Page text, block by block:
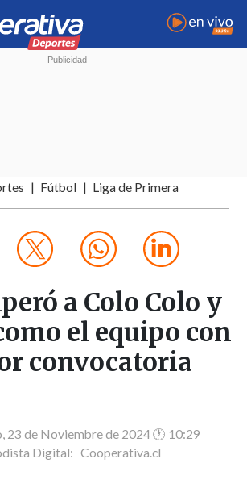
Fútbol Liga de Primera
a Colo Colo y
el equipo con
convocatoria
23 de Noviembre de 2024 🕐 10:29
Digital: Cooperativa.cl